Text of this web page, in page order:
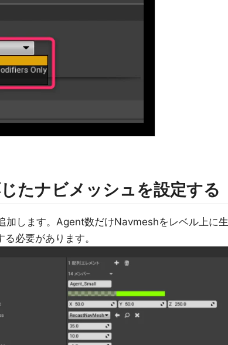
たナビメッシュを設定する
します。Agent数だけNavmeshをレベル上に生
必要があります。